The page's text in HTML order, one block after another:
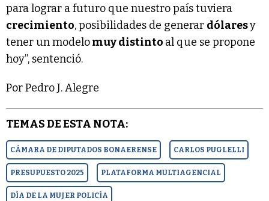
para lograr a futuro que nuestro país tuviera
crecimiento, posibilidades de generar dólaresy
tener un modelomuy distinto al que se propone
hoy”, sentenció.
Por Pedro J. Alegre
TEMAS DE ESTA NOTA:
CÁMARA DE DIPUTADOS BONAERENSE CARLOS PUGLELLI
PRESUPUESTO 2025 PLATAFORMA MULTIAGENCIAL
DÍA DE LA MUJER POLICÍA